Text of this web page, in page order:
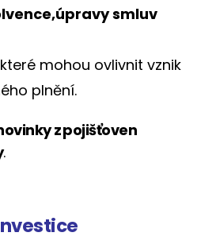
smluv
mohou ovlivnit vznik
plnění.
z pojišťoven
.